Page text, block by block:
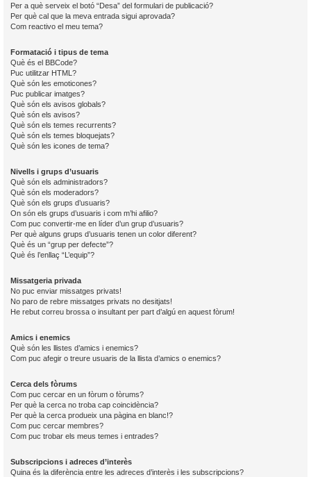
Per a què serveix el botó “Desa” del formulari de publicació?
Per què cal que la meva entrada sigui aprovada?
Com reactivo el meu tema?
Formatació i tipus de tema
Què és el BBCode?
Puc utilitzar HTML?
Què són les emoticones?
Puc publicar imatges?
Què són els avisos globals?
Què són els avisos?
Què són els temes recurrents?
Què són els temes bloquejats?
Què són les icones de tema?
Nivells i grups d’usuaris
Què són els administradors?
Què són els moderadors?
Què són els grups d’usuaris?
On són els grups d’usuaris i com m’hi afilio?
Com puc convertir-me en líder d’un grup d’usuaris?
Per què alguns grups d’usuaris tenen un color diferent?
Què és un “grup per defecte”?
Què és l’enllaç “L’equip”?
Missatgeria privada
No puc enviar missatges privats!
No paro de rebre missatges privats no desitjats!
He rebut correu brossa o insultant per part d’algú en aquest fòrum!
Amics i enemics
Què són les llistes d’amics i enemics?
Com puc afegir o treure usuaris de la llista d’amics o enemics?
Cerca dels fòrums
Com puc cercar en un fòrum o fòrums?
Per què la cerca no troba cap coincidència?
Per què la cerca produeix una pàgina en blanc!?
Com puc cercar membres?
Com puc trobar els meus temes i entrades?
Subscripcions i adreces d’interès
Quina és la diferència entre les adreces d’interès i les subscripcions?